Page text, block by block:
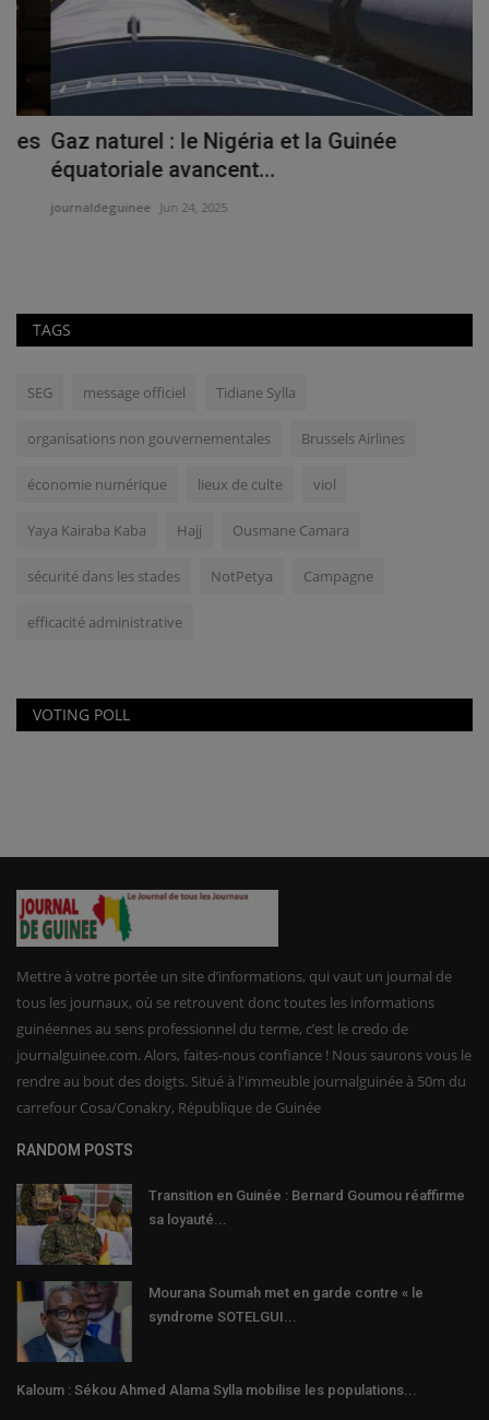
Gaz naturel : le Nigéria et la Guinée
équatoriale avancent...
journaldeguinee Jun 24, 2025
TAGS
SEG message officiel Tidiane Sylla
organisations non gouvernementales Brussels Airlines
économie numérique lieux de culte viol
Yaya Kairaba Kaba Hajj Ousmane Camara
sécurité dans les stades NotPetya Campagne
efficacité administrative
VOTING POLL
Mettre à votre portée un site d’informations, qui vaut un journal de
tous les journaux, où se retrouvent donc toutes les informations
guinéennes au sens professionnel du terme, c’est le credo de
journalguinee.com. Alors, faites-nous confiance ! Nous saurons vous le
rendre au bout des doigts. Situé à l'immeuble journalguinée à 50m du
carrefour Cosa/Conakry, République de Guinée
RANDOM POSTS
Transition en Guinée : Bernard Goumou réaffirme
sa loyauté...
Mourana Soumah met en garde contre « le
syndrome SOTELGUI...
Kaloum : Sékou Ahmed Alama Sylla mobilise les populations...